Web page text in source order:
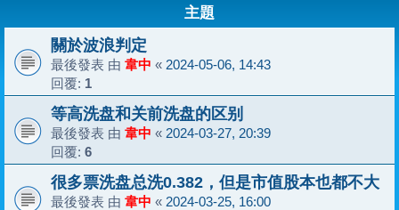
主題
關於波浪判定
最後發表 由 韋中 « 2024-05-06, 14:43
回覆: 1
等高洗盘和关前洗盘的区别
最後發表 由 韋中 « 2024-03-27, 20:39
回覆: 6
很多票洗盘总洗0.382，但是市值股本也都不大
最後發表 由 韋中 « 2024-03-25, 16:00